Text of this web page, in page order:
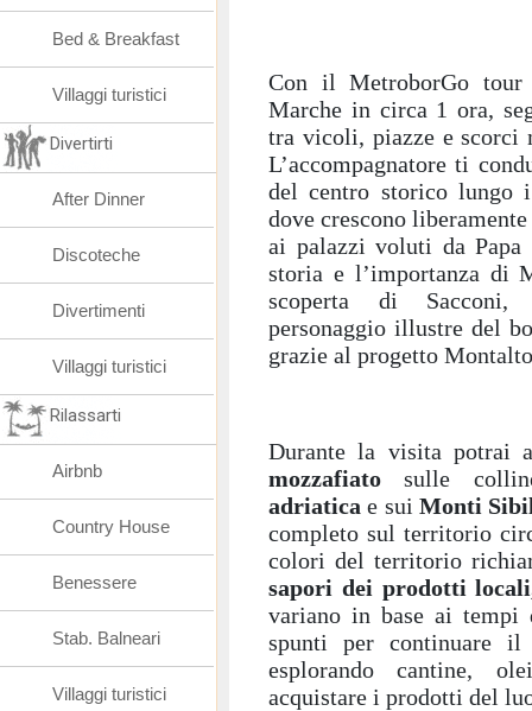
Con il MetroborGo tour
Marche in circa 1 ora,
tra vicoli, piazze e scorci
L’accompagnatore ti
del centro storico lungo
dove crescono
ai palazzi voluti da Papa
storia e l’importanza di
scoperta di
personaggio illustre del
grazie al progetto
Durante la visita potrai
mozzafiato sulle
adriatica e suiMonti
completo sul territorio
colori del territorio
sapori dei prodotti
variano in base ai tempi
spunti per continuare
esplorando cantine,
acquistare i prodotti del
Bed & Breakfast
Villaggi turistici
Divertirti
After Dinner
Discoteche
Divertimenti
Villaggi turistici
Rilassarti
Airbnb
Country House
Benessere
Stab. Balneari
Villaggi turistici